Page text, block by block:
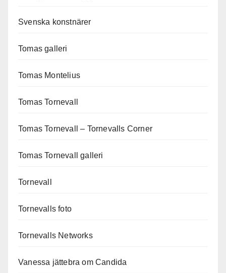
Svenska konstnärer
Tomas galleri
Tomas Montelius
Tomas Tornevall
Tomas Tornevall – Tornevalls Corner
Tomas Tornevall galleri
Tornevall
Tornevalls foto
Tornevalls Networks
Vanessa jättebra om Candida